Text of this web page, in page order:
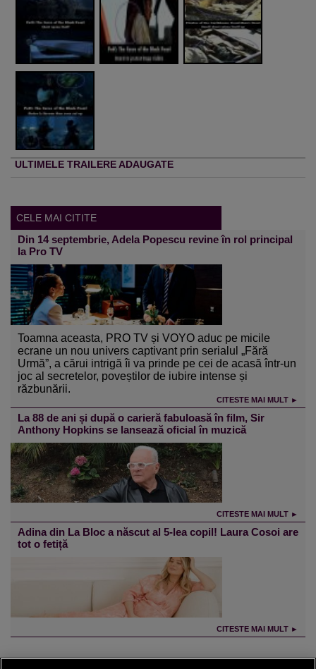
ULTIMELE TRAILERE ADAUGATE
CELE MAI CITITE
Din 14 septembrie, Adela Popescu revine în rol principal
la Pro TV
Toamna aceasta, PRO TV și VOYO aduc pe micile
ecrane un nou univers captivant prin serialul „Fără
Urmă”, a cărui intrigă îi va prinde pe cei de acasă într-un
joc al secretelor, poveștilor de iubire intense și
răzbunării.
CITESTE MAI MULT ►
La 88 de ani și după o carieră fabuloasă în film, Sir
Anthony Hopkins se lansează oficial în muzică
CITESTE MAI MULT ►
Adina din La Bloc a născut al 5-lea copil! Laura Cosoi are
tot o fetiță
CITESTE MAI MULT ►